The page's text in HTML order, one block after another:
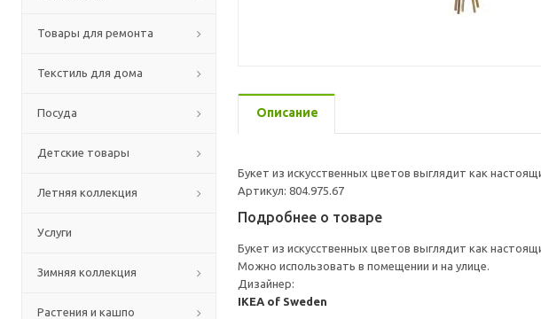
Товары для ремонта
Текстиль для дома
Посуда
Детские товары
Летняя коллекция
Услуги
Зимняя коллекция
Растения и кашпо
Описание
Букет из искусственных цветов выглядит как
Артикул: 804.975.67
Подробнее о товаре
Букет из искусственных цветов выглядит как
Можно использовать в помещении и на улице.
Дизайнер:
IKEA of Sweden